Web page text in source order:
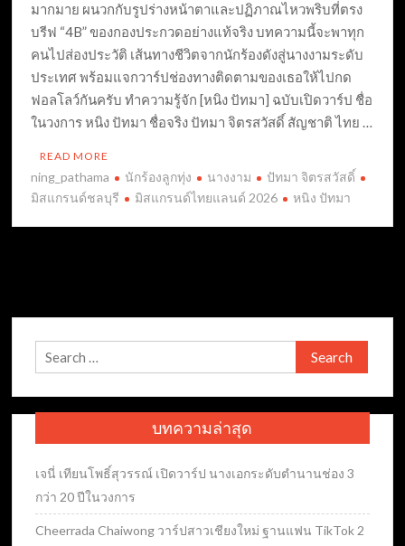
มากมาย ผนวกกับรูปร่างหน้าตาและปฏิภาณไหวพริบที่ตรง
บรีฟ “4B” ของกองประกวดอย่างแท้จริง บทความนี้จะพาทุก
คนไปส่องประวัติ เส้นทางชีวิตจากนักร้องดังสู่นางงามระดับ
ประเทศ พร้อมแจกวาร์ปช่องทางติดตามของเธอให้ไปกด
ฟอลโลว์กันครับ ทำความรู้จัก [หนิง ปัทมา] ฉบับเปิดวาร์ป ชื่อ
ในวงการ หนิง ปัทมา ชื่อจริง ปัทมา จิตรสวัสดิ์ สัญชาติ ไทย …
READ MORE
ning_pathama นักร้องลูกทุ่ง นางงาม
ปัทมา จิตรสวัสดิ์
มิสแกรนด์ชลบุรี
มิสแกรนด์ไทยแลนด์ 2026 หนิง ปัทมา
Search
for:
บทความล่าสุด
เจนี่ เทียนโพธิ์สุวรรณ์ เปิดวาร์ป นางเอกระดับตำนานช่อง 3
กว่า 20 ปีในวงการ
Cheerrada Chaiwong วาร์ปสาวเชียงใหม่ ฐานแฟน TikTok 2